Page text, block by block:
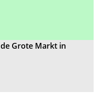
Grote Markt in